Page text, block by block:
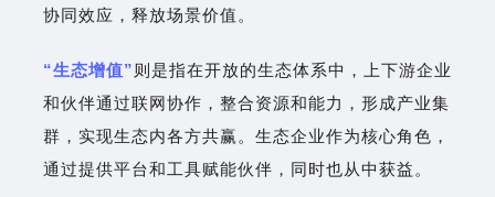
协同效应，释放场景价值。
“生态增值”则是指在开放的生态体系中，上下游企业
和伙伴通过联网协作，整合资源和能力，形成产业集
群，实现生态内各方共赢。生态企业作为核心角色，
通过提供平台和工具赋能伙伴，同时也从中获益。